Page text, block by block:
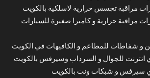
مراقبة تجسس حرارية لاسلكية بالكويت
مراقبة حرارية و كاميرا صغيرة للسيارات
و شفاطات للمطاعم و الكافيهات في الكويت
انترنت للجوال و السرداب وسيرفس بالكويت
سيرفس و شبكات ونت بالكويت